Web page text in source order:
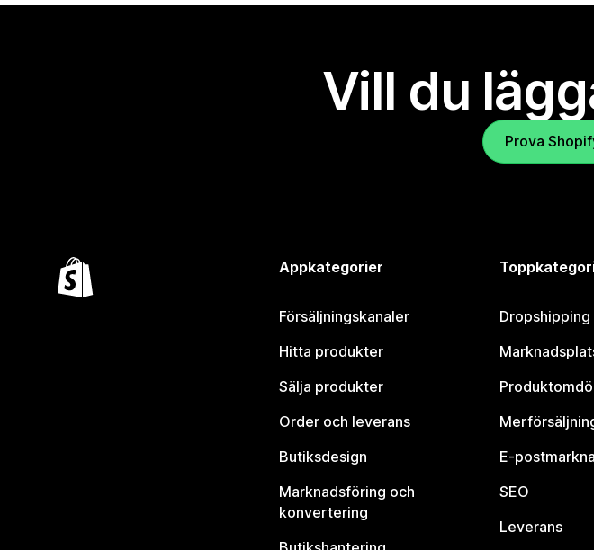
Vill du
Prova
Appkategorier
Försäljningskanaler
Hitta produkter
Sälja produkter
Order och leverans
Butiksdesign
Marknadsföring och
konvertering
Dropshipping
E-
SEO
Leverans